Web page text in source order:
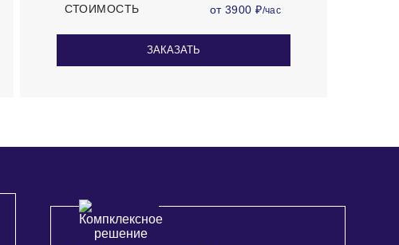
СТОИМОСТЬ
от 3900 ₽/час
ЗАКАЗАТЬ